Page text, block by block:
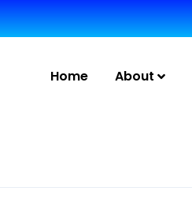
Home About